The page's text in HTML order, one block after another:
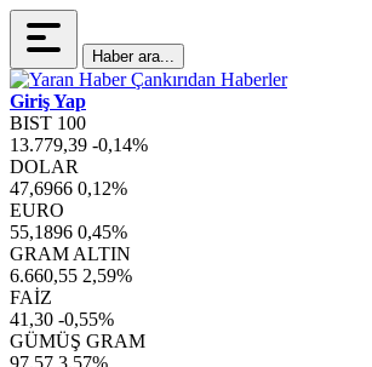
Haber ara...
Giriş Yap
BIST 100
13.779,39 -0,14%
DOLAR
47,6966 0,12%
EURO
55,1896 0,45%
GRAM ALTIN
6.660,55 2,59%
FAİZ
41,30 -0,55%
GÜMÜŞ GRAM
97,57 3,57%